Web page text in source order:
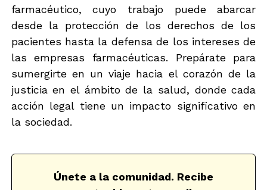
farmacéutico, cuyo trabajo puede abarcar
desde la protección de los derechos de los
pacientes hasta la defensa de los intereses de
las empresas farmacéuticas. Prepárate para
sumergirte en un viaje hacia el corazón de la
justicia en el ámbito de la salud, donde cada
acción legal tiene un impacto significativo en
la sociedad.
Únete a la comunidad. Recibe